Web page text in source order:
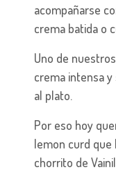
acompañarse
crema batida o
Uno de
crema intensa
al plato.
Por eso hoy
lemon curd que
chorrito de